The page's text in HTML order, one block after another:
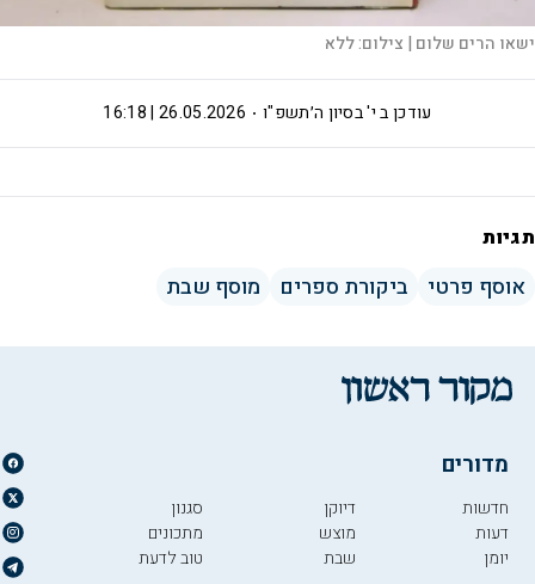
ישאו הרים שלום | צילום:ללא
י' בסיון ה׳תשפ"ו 26.05.2026 | 16:18 עודכן ב
תגיות
אוסף פרטי ביקורת ספרים מוסף שבת
מדורים
חדשות
דעות
יומן
דיוקן
מוצש
שבת
סגנון
מתכונים
טוב לדעת